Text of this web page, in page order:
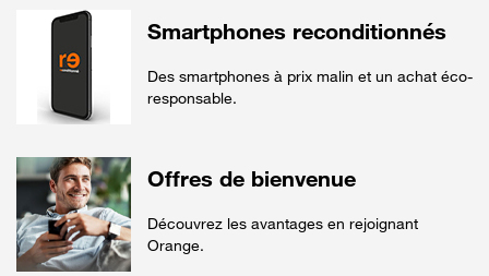
Smartphones reconditionnés
Des smartphones à prix malin et un achat éco-
responsable.
Offres de bienvenue
Découvrez les avantages en rejoignant
Orange.